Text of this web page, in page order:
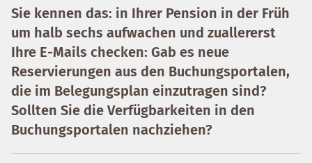
Sie kennen das: in Ihrer Pension in der Früh
um halb sechs aufwachen und zuallererst
Ihre E-Mails checken: Gab es neue
Reservierungen aus den Buchungsportalen,
die im Belegungsplan einzutragen sind?
Sollten Sie die Verfügbarkeiten in den
Buchungsportalen nachziehen?